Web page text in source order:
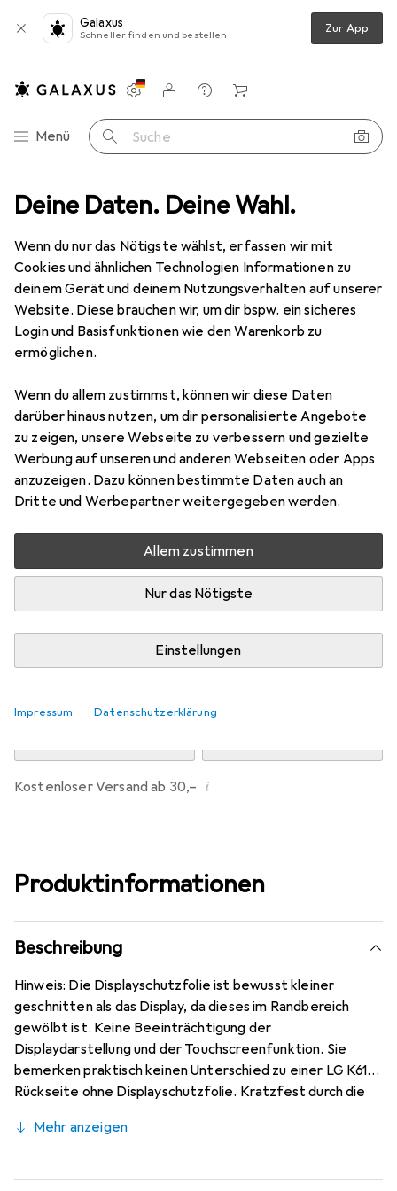
Deine Daten. Deine Wahl.
Wenn du nur das Nötigste wählst, erfassen wir mit
Cookies und ähnlichen Technologien Informationen zu
deinem Gerät und deinem Nutzungsverhalten auf unserer
Website. Diese brauchen wir, um dir bspw. ein sicheres
Login und Basisfunktionen wie den Warenkorb zu
ermöglichen.
Wenn du allem zustimmst, können wir diese Daten
darüber hinaus nutzen, um dir personalisierte Angebote
zu zeigen, unsere Webseite zu verbessern und gezielte
Werbung auf unseren und anderen Webseiten oder Apps
anzuzeigen. Dazu können bestimmte Daten auch an
Dritte und Werbepartner weitergegeben werden.
Allem zustimmen
Nur das Nötigste
Einstellungen
Impressum Datenschutzerklärung
Galaxus
Schneller finden und bestellen Zur App
Navigation nach Kategorien
Menü Suche
Einstellungen
Kundenkonto
Vergleichslisten
Merklisten
Warenkorb
Smartphone Schutzfolie Dipos Displayschutzfolie Crystalclear
5 Bilder
DiposDisplayschutzfolie Crystalclear
Preis in EUR inkl. MwSt.
EUR
5,89
Bewertungen Marke
Mehr von Dipos
Mo, 10.8. geliefert
Mehr als 10 Stück an Lager beim Drittanbieter
Lieferort angeben für genaue Lieferzeit
Kostenloser Versand ab 30,– i
Produktinformationen
Beschreibung
Hinweis: Die Displayschutzfolie ist bewusst kleiner
geschnitten als das Display, da dieses im Randbereich
gewölbt ist. Keine Beeinträchtigung der
Displaydarstellung und der Touchscreenfunktion. Sie
bemerken praktisch keinen Unterschied zu einer LG K61
Rückseite ohne Displayschutzfolie. Kratzfest durch die
gegen Kratzer und Abrasion! 4H Bleistifthärte. Bewusst
ist (siehe Fotos), blasenfrei und jederzeit rückstandsfrei
Mehr anzeigen